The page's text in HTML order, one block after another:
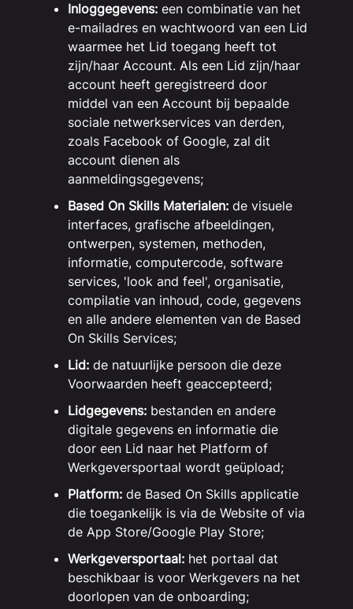
Inloggegevens: een combinatie van het
e-mailadres en wachtwoord van een Lid
waarmee het Lid toegang heeft tot
zijn/haar Account. Als een Lid zijn/haar
account heeft geregistreerd door
middel van een Account bij bepaalde
sociale netwerkservices van derden,
zoals Facebook of Google, zal dit
account dienen als
aanmeldingsgegevens;
Based On Skills Materialen: de visuele
interfaces, grafische afbeeldingen,
ontwerpen, systemen, methoden,
informatie, computercode, software
services, 'look and feel', organisatie,
compilatie van inhoud, code, gegevens
en alle andere elementen van de Based
On Skills Services;
Lid: de natuurlijke persoon die deze
Voorwaarden heeft geaccepteerd;
Lidgegevens: bestanden en andere
digitale gegevens en informatie die
door een Lid naar het Platform of
Werkgeversportaal wordt geüpload;
Platform: de Based On Skills applicatie
die toegankelijk is via de Website of via
de App Store/Google Play Store;
Werkgeversportaal: het portaal dat
beschikbaar is voor Werkgevers na het
doorlopen van de onboarding;